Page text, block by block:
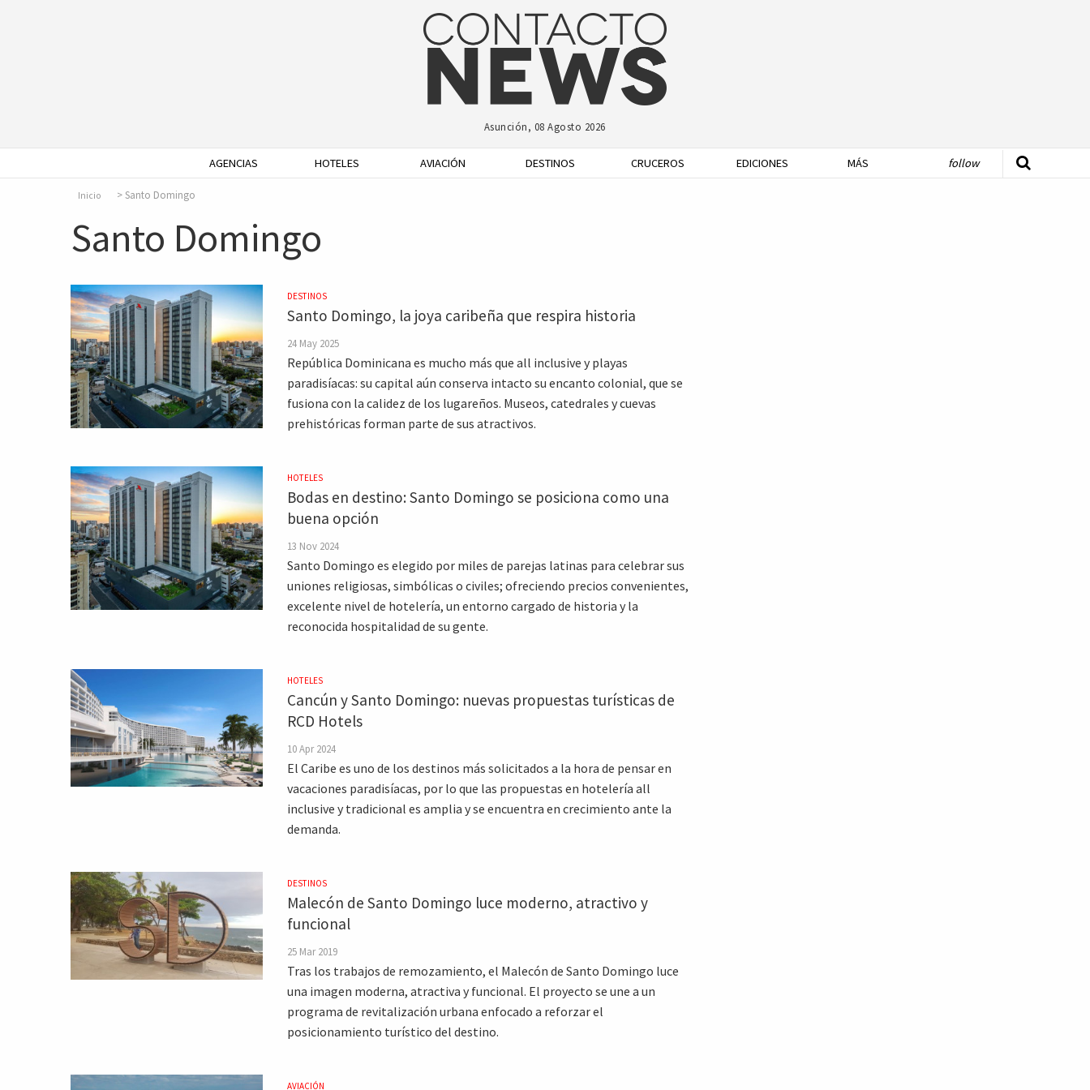
Asunción, 08 Agosto 2026
AGENCIAS HOTELES AVIACIÓN DESTINOS CRUCEROS EDICIONES MÁS follow
Inicio Santo Domingo
Santo Domingo
DESTINOS
Santo Domingo, la joya caribeña que respira historia
24 May 2025
República Dominicana es mucho más que all inclusive y playas
paradisíacas: su capital aún conserva intacto su encanto colonial, que se
fusiona con la calidez de los lugareños. Museos, catedrales y cuevas
prehistóricas forman parte de sus atractivos.
HOTELES
Bodas en destino: Santo Domingo se posiciona como una
buena opción
13 Nov 2024
Santo Domingo es elegido por miles de parejas latinas para celebrar sus
uniones religiosas, simbólicas o civiles; ofreciendo precios convenientes,
excelente nivel de hotelería, un entorno cargado de historia y la
reconocida hospitalidad de su gente.
HOTELES
Cancún y Santo Domingo: nuevas propuestas turísticas de
RCD Hotels
10 Apr 2024
El Caribe es uno de los destinos más solicitados a la hora de pensar en
vacaciones paradisíacas, por lo que las propuestas en hotelería all
inclusive y tradicional es amplia y se encuentra en crecimiento ante la
demanda.
DESTINOS
Malecón de Santo Domingo luce moderno, atractivo y
funcional
25 Mar 2019
Tras los trabajos de remozamiento, el Malecón de Santo Domingo luce
una imagen moderna, atractiva y funcional. El proyecto se une a un
programa de revitalización urbana enfocado a reforzar el
posicionamiento turístico del destino.
AVIACIÓN